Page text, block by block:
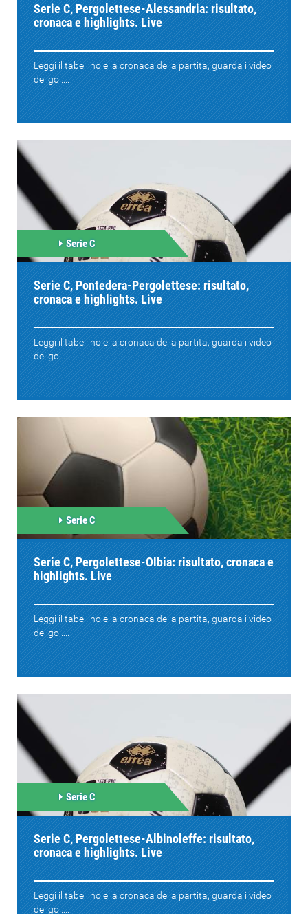
Serie C, Pergolettese-Alessandria: risultato,
cronaca e highlights. Live
Leggi il tabellino e la cronaca della partita, guarda i video
dei gol....
Serie C
Serie C, Pontedera-Pergolettese: risultato,
cronaca e highlights. Live
Leggi il tabellino e la cronaca della partita, guarda i video
dei gol....
Serie C
Serie C, Pergolettese-Olbia: risultato, cronaca e
highlights. Live
Leggi il tabellino e la cronaca della partita, guarda i video
dei gol....
Serie C
Serie C, Pergolettese-Albinoleffe: risultato,
cronaca e highlights. Live
Leggi il tabellino e la cronaca della partita, guarda i video
dei gol....